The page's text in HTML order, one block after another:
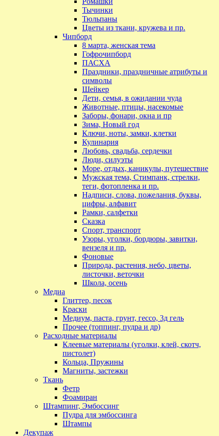
Тычинки
Тюльпаны
Цветы из ткани, кружева и пр.
Чипборд
8 марта, женская тема
Гофрочипборд
ПАСХА
Праздники, праздничные атрибуты и
символы
Шейкер
Дети, семья, в ожидании чуда
Животные, птицы, насекомые
Заборы, фонари, окна и пр
Зима, Новый год
Ключи, ноты, замки, клетки
Кулинария
Любовь, свадьба, сердечки
Люди, силуэты
Море, отдых, каникулы, путешествие
Мужская тема, Стимпанк, стрелки,
теги, фотопленка и пр.
Надписи, слова, пожелания, буквы,
цифры, алфавит
Рамки, салфетки
Сказка
Спорт, транспорт
Узоры, уголки, бордюры, завитки,
вензеля и пр.
Фоновые
Природа, растения, небо, цветы,
листочки, веточки
Школа, осень
Медиа
Глиттер, песок
Краски
Медиум, паста, грунт, гессо, 3д гель
Прочее (топпинг, пудра и др)
Расходные материалы
Клеевые материалы (уголки, клей, скотч,
пистолет)
Кольца, Пружины
Магниты, застежки
Ткань
Фетр
Фоамиран
Штампинг, Эмбоссинг
Пудра для эмбоссинга
Штампы
Декупаж